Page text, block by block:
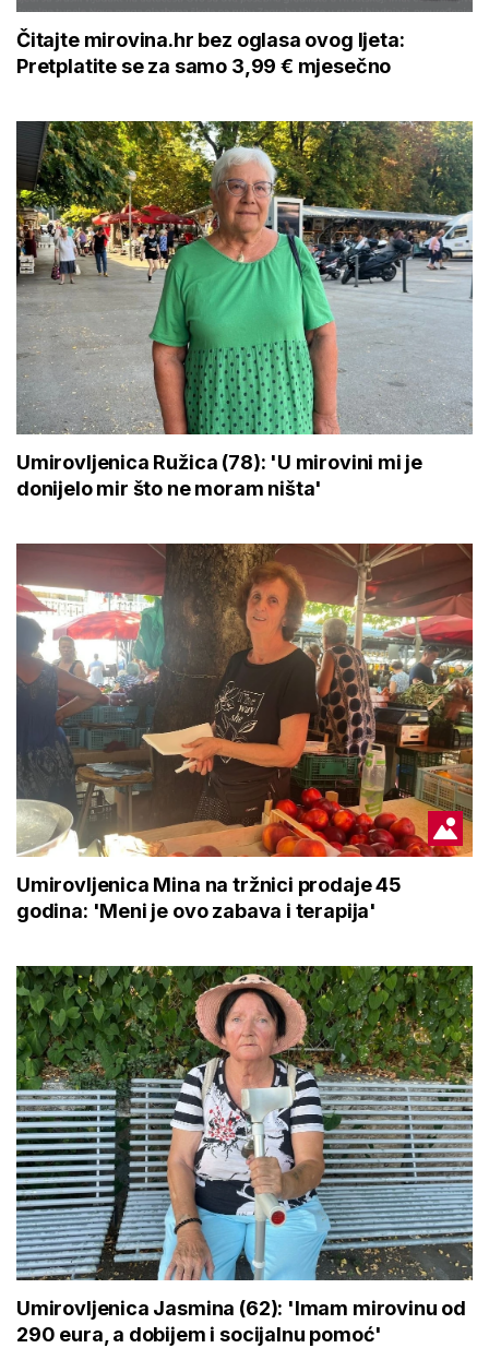
Čitajte mirovina.hr bez oglasa ovog ljeta:
Pretplatite se za samo 3,99 € mjesečno
Umirovljenica Ružica (78): 'U mirovini mi je
donijelo mir što ne moram ništa'
Umirovljenica Mina na tržnici prodaje 45
godina: 'Meni je ovo zabava i terapija'
Umirovljenica Jasmina (62): 'Imam mirovinu od
290 eura, a dobijem i socijalnu pomoć'